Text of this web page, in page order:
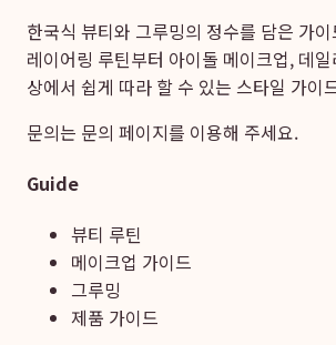
한국식 뷰티와 그루밍의 정수를 담은 가
레이어링 루틴부터 아이돌 메이크업, 데
상에서 쉽게 따라 할 수 있는 스타일 가이
문의는 문의 페이지를 이용해 주세요.
Guide
뷰티 루틴
메이크업 가이드
그루밍
제품 가이드